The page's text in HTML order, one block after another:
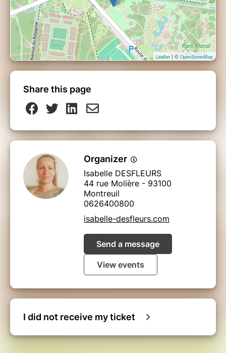
Leaflet | ©OpenStreetMap
Share this page
Organizer
Isabelle DESFLEURS
44 rue Molière - 93100
Montreuil
0626400800
isabelle-desfleurs.com
Send a message
View events
I did not receive my ticket